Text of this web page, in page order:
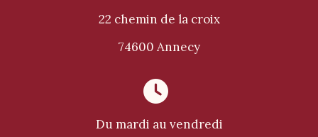
22 chemin de la croix
74600 Annecy

Du mardi au vendredi